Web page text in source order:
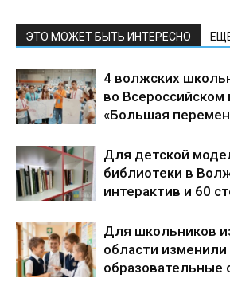
ЭТО МОЖЕТ БЫТЬ ИНТЕРЕСНО
4 волжских
во Всероссийском
«Большая
Для детской
библиотеки в
интерактив и 60
Для школьников
области изменили
образовательные